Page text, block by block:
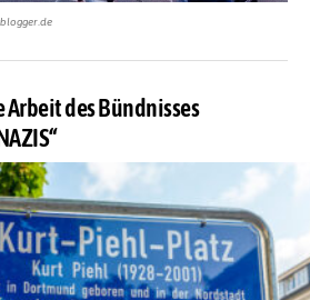
Arbeit des Bündnisses